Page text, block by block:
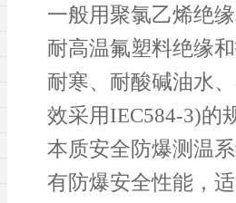
一般用聚氯乙烯绝
耐高温氟塑料绝缘
耐寒、耐酸碱油水
效采用IEC584-3)的
本质安全防爆测温
有防爆安全性能，